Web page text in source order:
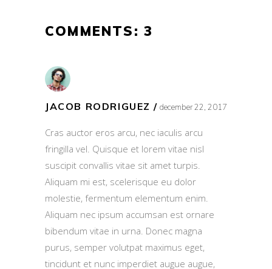
COMMENTS: 3
JACOB RODRIGUEZ december 22, 2017
Cras auctor eros arcu, nec iaculis arcu
fringilla vel. Quisque et lorem vitae nisl
suscipit convallis vitae sit amet turpis.
Aliquam mi est, scelerisque eu dolor
molestie, fermentum elementum enim.
Aliquam nec ipsum accumsan est ornare
bibendum vitae in urna. Donec magna
purus, semper volutpat maximus eget,
tincidunt et nunc imperdiet augue augue,